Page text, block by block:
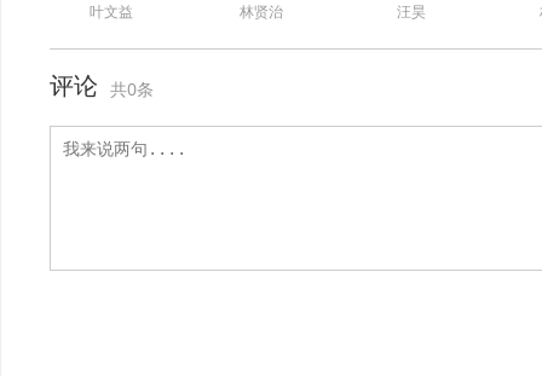
叶文益 林贤治 汪昊
评论 共0条